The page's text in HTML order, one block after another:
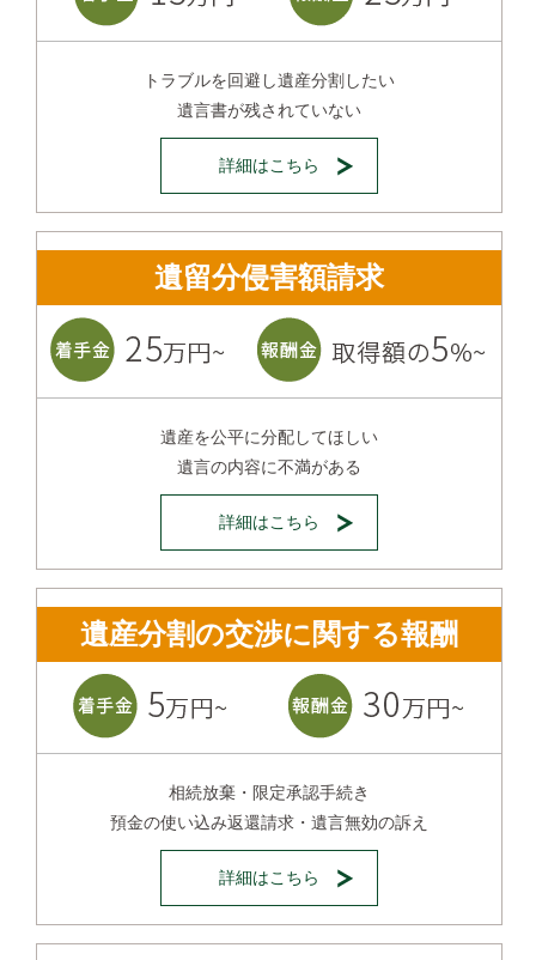
トラブルを回避し遺産分割したい
遺言書が残されていない
詳細はこちら
遺留分侵害額請求
遺産を公平に分配してほしい
遺言の内容に不満がある
詳細はこちら
遺産分割の交渉に関する報酬
相続放棄・限定承認手続き
預金の使い込み返還請求・遺言無効の訴え
詳細はこちら